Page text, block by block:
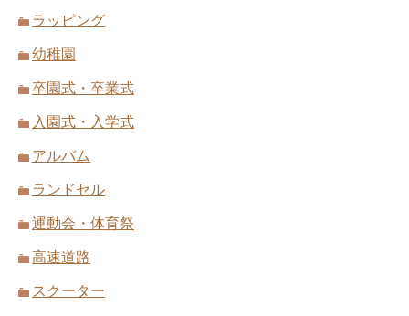
ラッピング
幼稚園
卒園式・卒業式
入園式・入学式
アルバム
ランドセル
運動会・体育祭
高速道路
スクーター